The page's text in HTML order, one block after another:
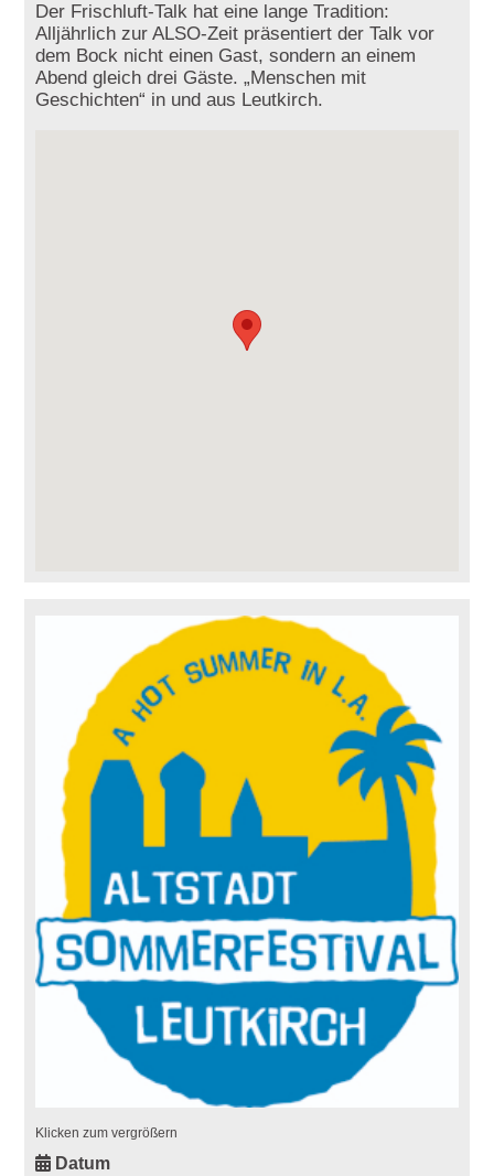
Der Frischluft-Talk hat eine lange Tradition:
Alljährlich zur ALSO-Zeit präsentiert der Talk vor
dem Bock nicht einen Gast, sondern an einem
Abend gleich drei Gäste. „Menschen mit
Geschichten“ in und aus Leutkirch.
Klicken zum vergrößern
Datum